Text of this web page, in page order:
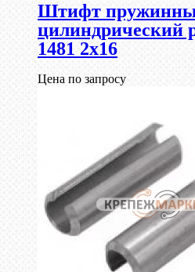
Штифт
цилиндрический
1481 2х16
Цена по запросу